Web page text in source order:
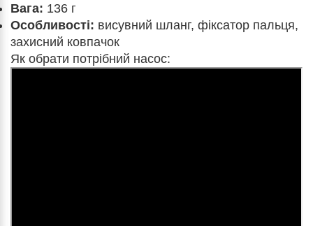
Вага: 136 г
Особливості: висувний шланг, фіксатор пальця,
захисний ковпачок
Як обрати потрібний насос: